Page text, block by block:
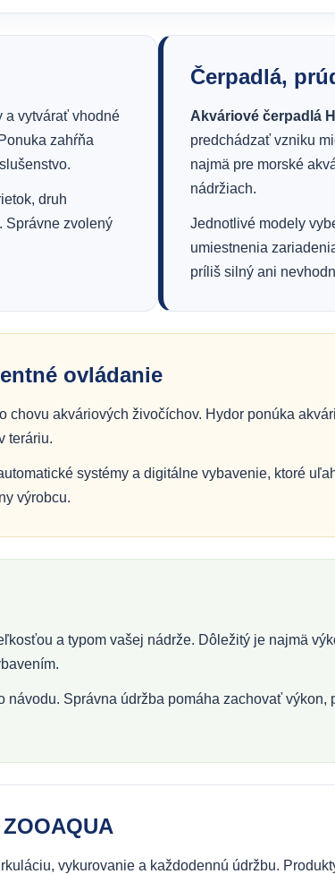
a vytvárať vhodné
zahŕňa
druh
Správne zvolený
Čerpadlá,
Akváriové čerpadlá
predchádzať vzniku
najmä pre morské
nádržiach.
Jednotlivé modely
umiestnenia
príliš silný ani
ovládanie
akváriových živočíchov. Hydor ponúka
teráriu.
systémy a digitálne vybavenie, ktoré
výrobcu.
a typom vašej nádrže. Dôležitý je najmä
Správna údržba pomáha zachovať
vykurovanie a každodennú údržbu.